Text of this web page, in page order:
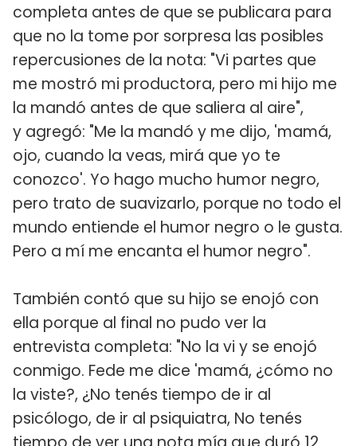
completa antes de que se publicara para
que no la tome por sorpresa las posibles
repercusiones de la nota: "Vi partes que
me mostró mi productora, pero mi hijo me
la mandó antes de que saliera al aire",
y agregó: "Me la mandó y me dijo, 'mamá,
ojo, cuando la veas, mirá que yo te
conozco'. Yo hago mucho humor negro,
pero trato de suavizarlo, porque no todo el
mundo entiende el humor negro o le gusta.
Pero a mí me encanta el humor negro".
También contó que su hijo se enojó con
ella porque al final no pudo ver la
entrevista completa: "No la vi y se enojó
conmigo. Fede me dice 'mamá, ¿cómo no
la viste?, ¿No tenés tiempo de ir al
psicólogo, de ir al psiquiatra, No tenés